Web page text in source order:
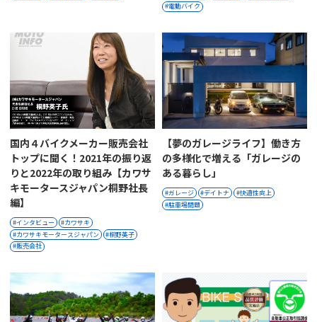
電動バイク
国内４バイクメーカー販売会社
トップに聞く！2021年の振り返
りと2022年の取り組み【カワサ
キモータースジャパン桐野社長
編】
インタビュー
カワサキ
カワサキモータースジャパン
桐野英子
販売会社
【夢のガレージライフ】働き方
の多様化で増える「ガレージの
ある暮らし」
ガレージ デイトナ
快適性向上
駐車場問題